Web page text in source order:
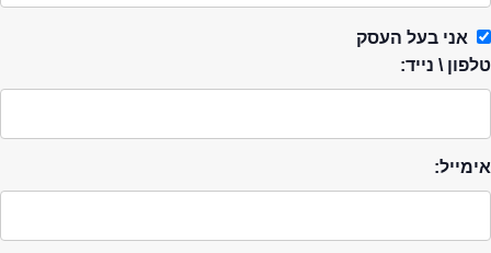
אני בעל העסק
טלפון \ נייד:
אימייל: